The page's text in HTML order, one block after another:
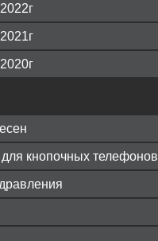
кнопочных телефонов